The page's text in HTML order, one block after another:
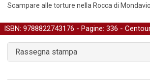
Scampare alle torture nella Rocca di Mondavio
ISBN: 9788822743176 - Pagine: 336 -
Rassegna stampa